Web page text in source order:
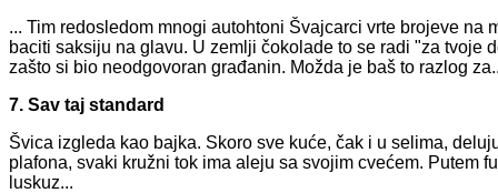
... Tim redosledom mnogi autohtoni Švajcarci vrte brojeve
baciti saksiju na glavu. U zemlji čokolade to se radi "za
zašto si bio neodgovoran građanin. Možda je baš to razlog
7. Sav taj standard
Švica izgleda kao bajka. Skoro sve kuće, čak i u selima,
plafona, svaki kružni tok ima aleju sa svojim cvećem. Putem
luskuz...